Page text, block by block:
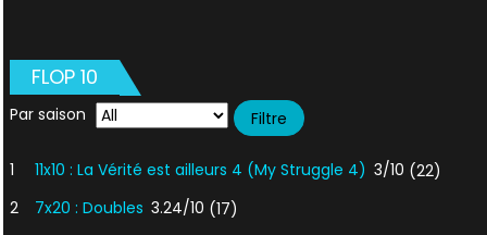
FLOP 10
Par saison
1 11x10 : La Vérité est ailleurs 4 (My Struggle 4) 3/10 (22)
2
7x20 : Doubles 3.24/10 (17)